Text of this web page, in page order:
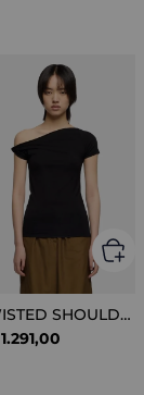
TWISTED SHOULDER TEE LYOCELL BLACK
1.291,00